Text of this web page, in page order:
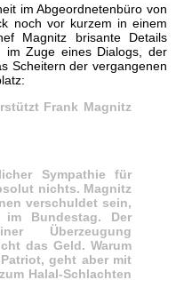
im Abgeordnetenbüro von
noch vor kurzem in einem
Magnitz brisante Details
im Zuge eines Dialogs, der
Scheitern der vergangenen
Frank Magnitz
Sympathie für
nichts. Magnitz
verschuldet sein,
Bundestag. Der
Überzeugung
das Geld. Warum
geht aber mit
Halal-Schlachten